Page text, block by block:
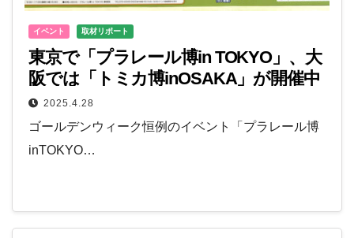
イベント 取材リポート
東京で「プラレール博in TOKYO」、大
阪では「トミカ博inOSAKA」が開催中
2025.4.28
ゴールデンウィーク恒例のイベント「プラレール博
inTOKYO…